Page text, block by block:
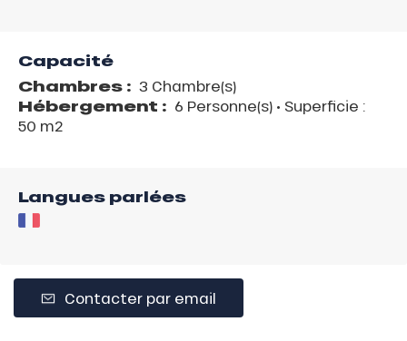
Capacité
Chambres : 3 Chambre(s)
Hébergement : 6 Personne(s) • Superficie :
50 m2
Langues parlées
Contacter par email